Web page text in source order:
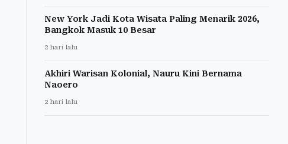
New York Jadi Kota Wisata Paling Menarik 2026,
Bangkok Masuk 10 Besar
2 hari lalu
Akhiri Warisan Kolonial, Nauru Kini Bernama
Naoero
2 hari lalu